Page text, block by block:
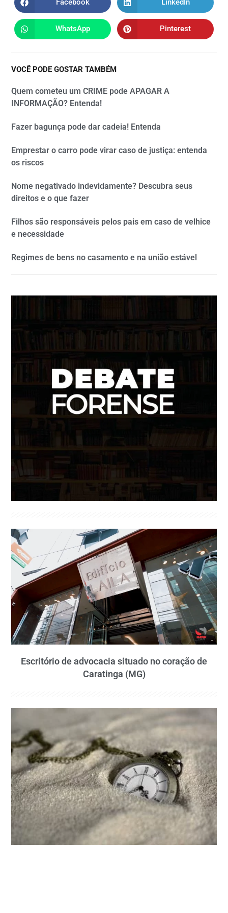
Facebook LinkedIn
WhatsApp Pinterest
VOCÊ PODE GOSTAR TAMBÉM
Quem cometeu um CRIME pode APAGAR A
INFORMAÇÃO? Entenda!
Fazer bagunça pode dar cadeia! Entenda
Emprestar o carro pode virar caso de justiça: entenda
os riscos
Nome negativado indevidamente? Descubra seus
direitos e o que fazer
Filhos são responsáveis pelos pais em caso de velhice
e necessidade
Regimes de bens no casamento e na união estável
Escritório de advocacia situado no coração de
Caratinga (MG)